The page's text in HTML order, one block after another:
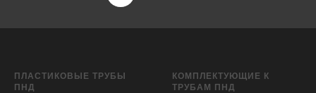
ПЛАСТИКОВЫЕ ТРУБЫ
ПНД
КОМПЛЕКТУЮЩИЕ К
ТРУБАМ ПНД